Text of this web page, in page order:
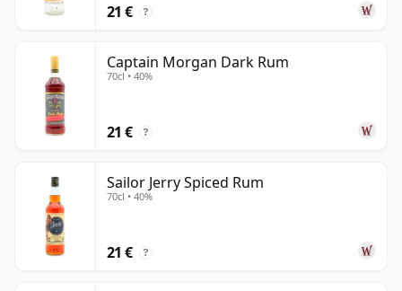
21 € ?
Captain Morgan Dark Rum
70cl • 40%
21 € ?
Sailor Jerry Spiced Rum
70cl • 40%
21 € ?